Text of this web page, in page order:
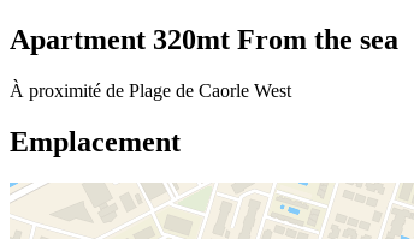
Apartment 320mt From the sea
À proximité de Plage de Caorle West
Emplacement